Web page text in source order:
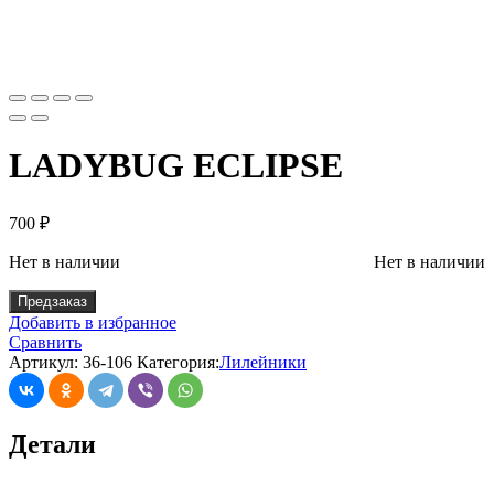
LADYBUG ECLIPSE
700 ₽
Нет в наличии
Нет в наличии
Предзаказ
Добавить в избранное
Сравнить
Артикул: 36-106 Категория:Лилейники
Детали